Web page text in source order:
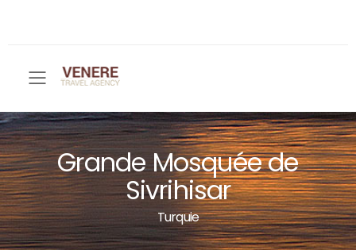
Toggle mobile menu
Grande Mosquée de
Sivrihisar
Turquie